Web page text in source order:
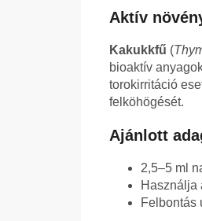
Aktív
Kakukkfű (
bioaktív
torokirritáció
felköhögését.
Ajánlott
2,5–5 ml
Használja
Felbontás